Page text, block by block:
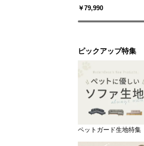
ンドダイニングテーブ
格子デザイン
￥79,990
ピックアップ特集
ペットガード生地特集